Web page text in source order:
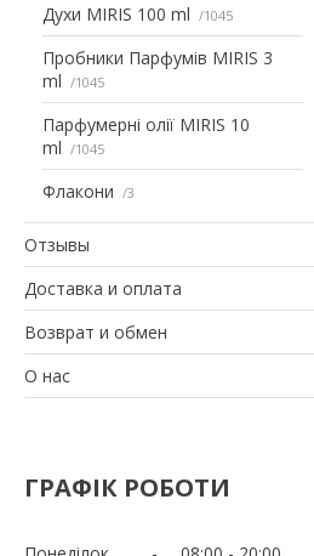
Духи MIRIS 100 ml 1045
Пробники Парфумів MIRIS 3
ml
1045
Парфумерні олії MIRIS 10
ml
1045
Флакони 3
Отзывы
Доставка и оплата
Возврат и обмен
О нас
ГРАФІК РОБОТИ